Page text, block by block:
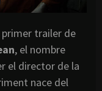
primer trailer de
, el nombre
el director de la
nace del